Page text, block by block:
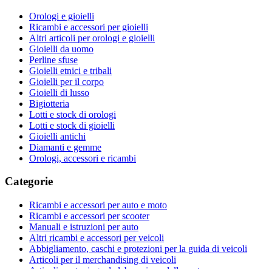
Orologi e gioielli
Ricambi e accessori per gioielli
Altri articoli per orologi e gioielli
Gioielli da uomo
Perline sfuse
Gioielli etnici e tribali
Gioielli per il corpo
Gioielli di lusso
Bigiotteria
Lotti e stock di orologi
Lotti e stock di gioielli
Gioielli antichi
Diamanti e gemme
Orologi, accessori e ricambi
Categorie
Ricambi e accessori per auto e moto
Ricambi e accessori per scooter
Manuali e istruzioni per auto
Altri ricambi e accessori per veicoli
Abbigliamento, caschi e protezioni per la guida di veicoli
Articoli per il merchandising di veicoli